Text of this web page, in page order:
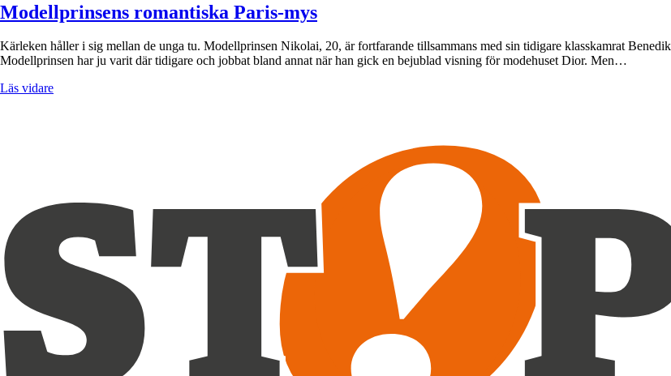
Modellprinsens romantiska Paris-mys
Kärleken håller i sig mellan de unga tu. Modellprinsen Nikolai, 20, är fortfarande tillsammans med sin tidigare klasskamrat
Modellprinsen har ju varit där tidigare och jobbat bland annat när han gick en bejublad visning för modehuset Dior. Men…
Läs vidare